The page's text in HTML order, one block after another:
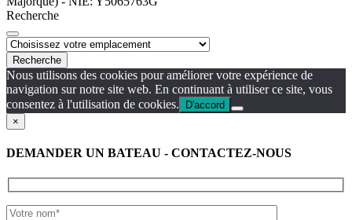
Recherche
Recherche
Nous utilisons des cookies pour améliorer votre expérience de
navigation sur notre site web. En continuant à utiliser ce site, vous
consentez à l'utilisation de cookies.
D'accord
×
DEMANDER UN BATEAU - CONTACTEZ-NOUS